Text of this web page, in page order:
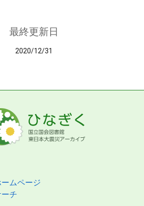
最終更新日
2020/12/31
ムページ
チ